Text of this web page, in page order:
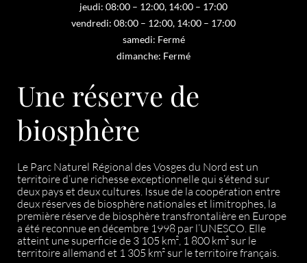
jeudi: 08:00 – 12:00, 14:00 – 17:00
vendredi: 08:00 – 12:00, 14:00 – 17:00
samedi: Fermé
dimanche: Fermé
Une réserve de
biosphère
Le Parc Naturel Régional des Vosges du Nord est un
territoire d’une richesse exceptionnelle qui s’étend sur
deux pays et deux cultures. Issue de la coopération entre
deux réserves de biosphère nationales et limitrophes, la
première réserve de biosphère transfrontalière en Europe
a été reconnue en décembre 1998 par l’UNESCO. Elle
atteint une superficie de 3 105 km², 1 800 km² sur le
territoire allemand et 1 305 km² sur le territoire français.